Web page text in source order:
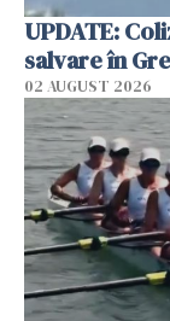
UPDATE:
salvare în
02 AUGUST 2026